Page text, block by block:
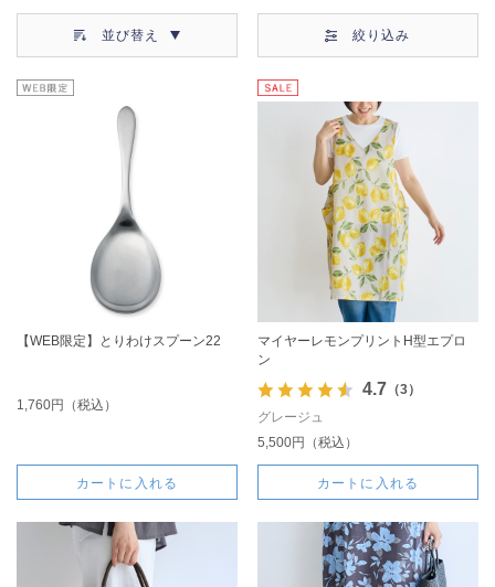
並び替え 絞り込み
【WEB限定】とりわけスプーン22
1,760円（税込）
カートに入れる
マイヤーレモンプリントH型エプロ
ン
4.7 （3）
グレージュ
5,500円（税込）
カートに入れる